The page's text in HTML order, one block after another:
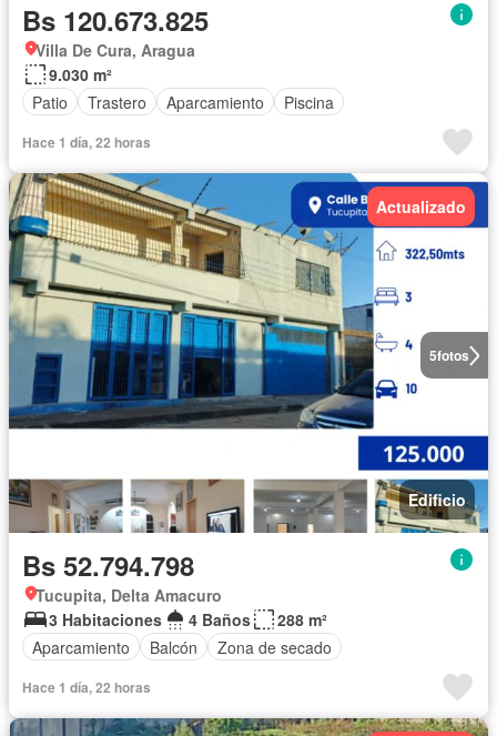
Bs 120.673.825
Villa De Cura, Aragua
9.030 m²
Patio
Trastero Aparcamiento Piscina
Hace 1 día, 22 horas
5fotos
Actualizado
Edificio
Bs 52.794.798
Tucupita, Delta Amacuro
3 Habitaciones
4 Baños
288 m²
Aparcamiento
Balcón Zona de secado
Hace 1 día, 22 horas